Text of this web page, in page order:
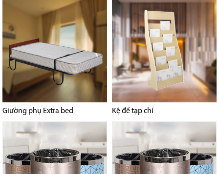
Giường phụ Extra bed Kệ để tạp chí